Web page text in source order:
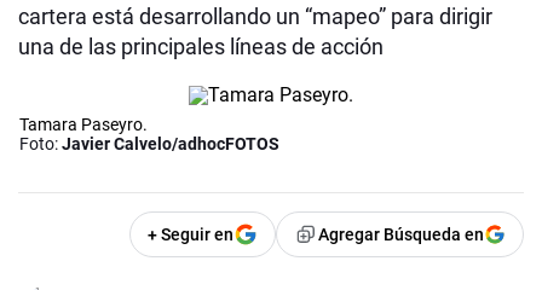
cartera está desarrollando un “mapeo” para dirigir
una de las principales líneas de acción
Tamara Paseyro.
Foto:Javier Calvelo/adhocFOTOS
+ Seguir en Agregar Búsqueda en